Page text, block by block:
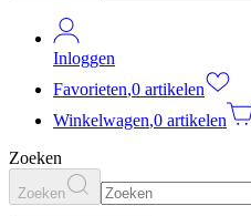
Inloggen
Favorieten,0 artikelen
Winkelwagen,0 artikelen
Zoeken
Zoeken